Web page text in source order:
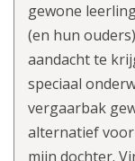
gewone
(en hun
aandacht te
speciaal
vergaarbak
alternatief
mijn dochter.